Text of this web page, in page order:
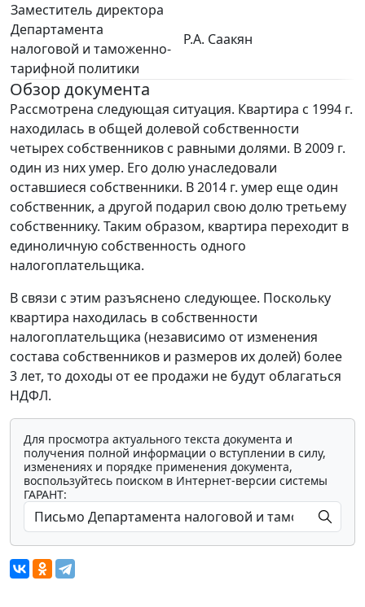
Заместитель директора
Департамента
налоговой и таможенно-
тарифной политики
Р.А. Саакян
Обзор документа
Рассмотрена следующая ситуация. Квартира с 1994 г.
находилась в общей долевой собственности
четырех собственников с равными долями. В 2009 г.
один из них умер. Его долю унаследовали
оставшиеся собственники. В 2014 г. умер еще один
собственник, а другой подарил свою долю третьему
собственнику. Таким образом, квартира переходит в
единоличную собственность одного
налогоплательщика.
В связи с этим разъяснено следующее. Поскольку
квартира находилась в собственности
налогоплательщика (независимо от изменения
состава собственников и размеров их долей) более
3 лет, то доходы от ее продажи не будут облагаться
НДФЛ.
Для просмотра актуального текста документа и
получения полной информации о вступлении в силу,
изменениях и порядке применения документа,
воспользуйтесь поиском в Интернет-версии системы
ГАРАНТ: